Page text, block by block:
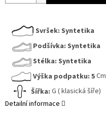
Svršek: Syntetika
Podšívka: Syntetika
Stélka: Syntetika
Výška podpatku: 5Cm
Šířka: G ( klasická šíře)
Detailní informace